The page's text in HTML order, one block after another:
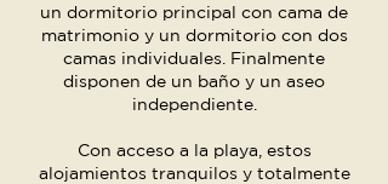
un dormitorio principal con cama de
matrimonio y un dormitorio con dos
camas individuales. Finalmente
disponen de un baño y un aseo
independiente.
Con acceso a la playa, estos
alojamientos tranquilos y totalmente